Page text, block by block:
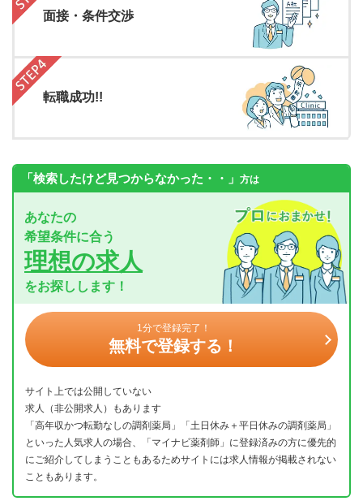
面接・条件交渉
転職成功!!
「検索したけど見つからなかった・・」 方は
あなたの
希望条件に合う
理想の求人
をお探しします！
1分で登録完了！
無料で登録する！
サイト上では公開していない
求人（非公開求人）もあります
「高年収かつ転勤なしの調剤薬局」「土日休み＋平日休みの調剤薬局」
といった人気求人の場合、「マイナビ薬剤師」に登録済みの方に優先的
にご紹介してしまうこともあるためサイトには求人情報が掲載されない
こともあります。